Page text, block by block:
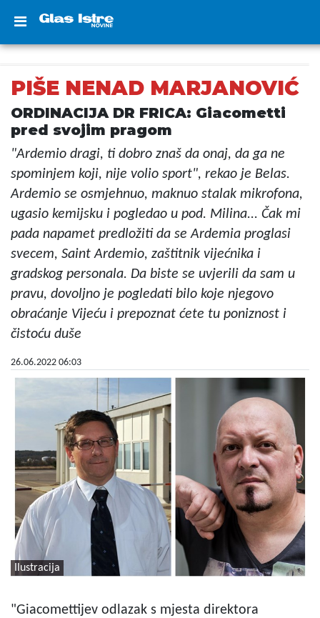
PIŠE NENAD MARJANOVIĆ
ORDINACIJA DR FRICA: Giacometti
pred svojim pragom
"Ardemio dragi, ti dobro znaš da onaj, da ga ne
spominjem koji, nije volio sport", rekao je Belas.
Ardemio se osmjehnuo, maknuo stalak mikrofona,
ugasio kemijsku i pogledao u pod. Milina... Čak mi
pada napamet predložiti da se Ardemia proglasi
svecem, Saint Ardemio, zaštitnik vijećnika i
gradskog personala. Da biste se uvjerili da sam u
pravu, dovoljno je pogledati bilo koje njegovo
obraćanje Vijeću i prepoznat ćete tu poniznost i
čistoću duše
26.06.2022 06:03
Ilustracija
"Giacomettijev odlazak s mjesta direktora